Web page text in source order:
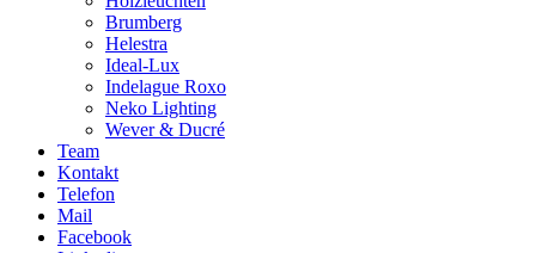
Brumberg
Helestra
Ideal-Lux
Indelague Roxo
Neko Lighting
Wever & Ducré
Team
Kontakt
Telefon
Mail
Facebook